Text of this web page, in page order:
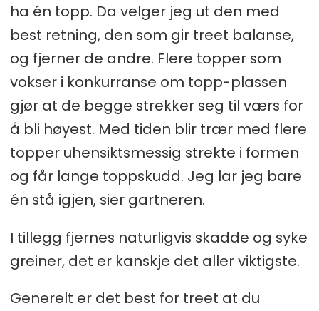
ha én topp. Da velger jeg ut den med
best retning, den som gir treet balanse,
og fjerner de andre. Flere topper som
vokser i konkurranse om topp-plassen
gjør at de begge strekker seg til værs for
å bli høyest. Med tiden blir trær med flere
topper uhensiktsmessig strekte i formen
og får lange toppskudd. Jeg lar jeg bare
én stå igjen, sier gartneren.
I tillegg fjernes naturligvis skadde og syke
greiner, det er kanskje det aller viktigste.
Generelt er det best for treet at du